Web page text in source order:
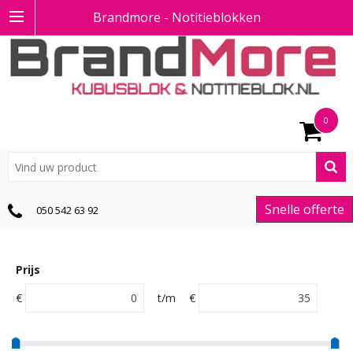
Brandmore - Notitieblokken
0
Snelle offerte
050 542 63 92
Prijs
€
t/m €